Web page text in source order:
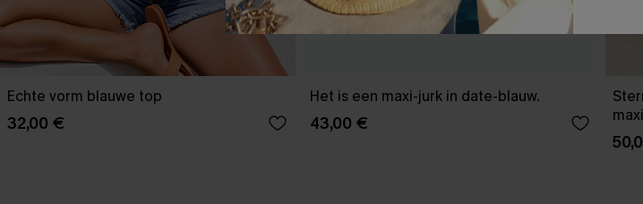
Echte vorm blauwe top
32,00 €
Het is een maxi-jurk in date-blauw.
43,00 €